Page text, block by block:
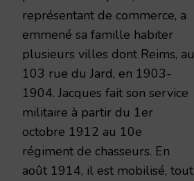
représentant de commerce, a
emmené sa famille habiter
plusieurs villes dont Reims, au
103 rue du Jard, en 1903-
1904. Jacques fait son service
militaire à partir du 1er
octobre 1912 au 10e
régiment de chasseurs. En
août 1914, il est mobilisé, tout